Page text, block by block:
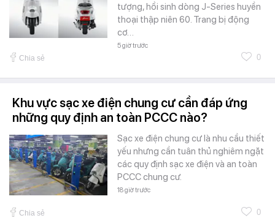
tượng, hồi sinh dòng J-Series huyền
thoại thập niên 60. Trang bị động
cơ…
5 giờ trước
Chia sẻ 0
Khu vực sạc xe điện chung cư cần đáp ứng
những quy định an toàn PCCC nào?
Sạc xe điện chung cư là nhu cầu thiết
yếu nhưng cần tuân thủ nghiêm ngặt
các quy định sạc xe điện và an toàn
PCCC chung cư.
18 giờ trước
Chia sẻ 0